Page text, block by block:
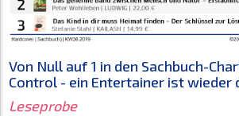
Von Null auf 1 in den Sachbuch-
Control - ein Entertainer ist wieder
Leseprobe